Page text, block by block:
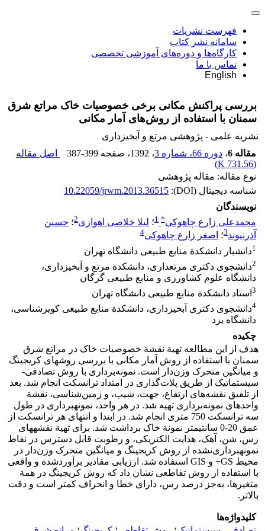
فهرست نشریات
سامانه نشر کتاب
کارگاه‌ها و دوره‌های آموزشی تخصصی
تماس با ما
English
بررسی پراکنش مکانی برخی خصوصیات خاک مراتع شرق
سمنان با استفاده از روش‌های آمار مکانی
نشریه علمی - پژوهشی مرتع و آبخیزداری
مقاله 6
، دوره 66، شماره 3 ، 1392 ، صفحه 387-399
اصل مقاله
(
731.56 K
)
نوع مقاله: مقاله پژوهشی
شناسه دیجیتال (DOI):
10.22059/jrwm.2013.36515
نویسندگان
محمدعلی زارع چاهوکی*
1؛ لیلا خلاصی اهوازی2؛ حسین
آذرنیوند3؛ اصغر زارع‌ چاهوکی4
1دانشیار دانشکدة منابع طبیعی دانشگاه تهران
2دانشجوی دکتری مرتعداری، دانشکدة مرتع و آبخیزداری،
دانشگاه علوم کشاورزی و منابع طبیعی گرگان
3 استاد دانشکدة منابع طبیعی دانشگاه تهران
4دانشجوی دکتری آبخیزداری، دانشکدة منابع طبیعی کویرشناسی،
دانشگاه یزد
چکیده
هدف از این مطالعه تهیة نقشة خصوصیات خاک در مراتع شرق
سمنان با استفاده از روش آمار مکانی با بررسی روش‏های کریجینگ
و میانگین متحرک وزن‌دار است. نمونه‌برداری با روش تصادفی-
سیستماتیک از طریق پلات‌گذاری در امتداد ترانسکت انجام شد. بعد
از تلفیق نقشه‌های ارتفاع، جهت، شیب، و زمین‌شناسی، نقشة
واحدهای نمونه‌برداری تهیه شد. در هر واحد، نمونه‏برداری در طول
سه ترانسکت 750 متری انجام شد. در ابتدا و انتهای هر ترانسکت از
عمق 20-0 سانتی‏متر نمونة خاک برداشت شد. برای تهیة نقشه‏های
رس، شن، آهک، هدایت الکتریکی، و رطوبت قابل دسترس در نقاط
نمونه‏برداری‌نشده از روش کریجینگ و میانگین متحرک وزن‌دار در
محیط GS+ و GIS استفاده شد. ارزیابی مقادیر برآوردشده و واقعی
با استفاده از روش تقاطعی نشان داد که روش کریجینگ در همة
متغیرها، به‌جز درصد رس، دارای خطا و انحراف کمتر است و دقت
بالاتر.
کلیدواژه‌ها